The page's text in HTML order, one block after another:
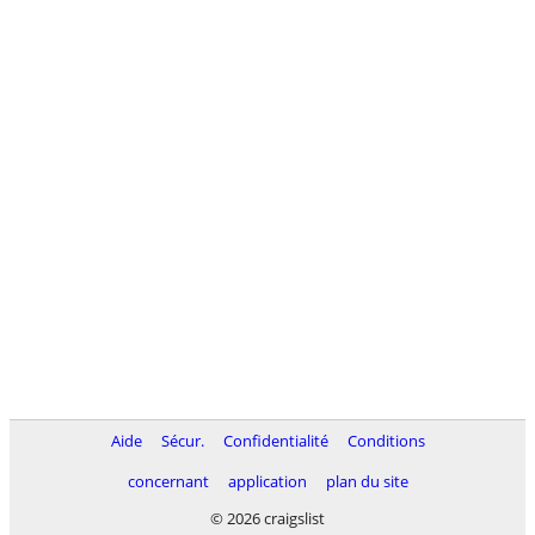
Aide Sécur. Confidentialité
Conditions
concernant
application
plan du site
© 2026 craigslist